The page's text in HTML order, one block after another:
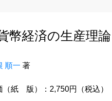
幣経済の生産理論
順一 著
（紙 版）：2,750円（税込）